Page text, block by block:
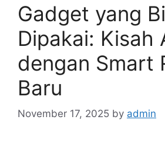
Gadget yang
Dipakai: Kisah
dengan Smart
Baru
November 17, 2025 by admin